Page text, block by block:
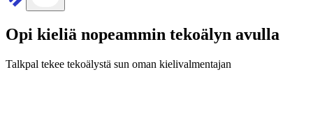
Opi kieliä nopeammin tekoälyn avulla
Talkpal tekee tekoälystä sun oman kielivalmentajan